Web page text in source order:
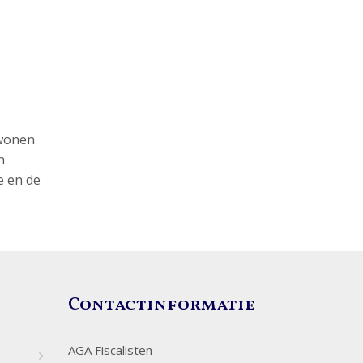
en de
Contactinformatie
AGA Fiscalisten